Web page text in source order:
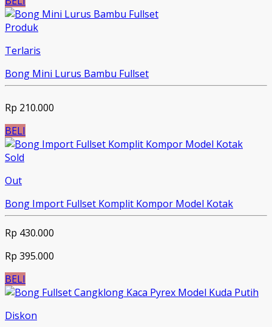
Produk
Terlaris
Bong Mini Lurus Bambu Fullset
Rp 210.000
BELI
Sold
Out
Bong Import Fullset Komplit Kompor Model Kotak
Rp 430.000
Rp 395.000
BELI
Diskon